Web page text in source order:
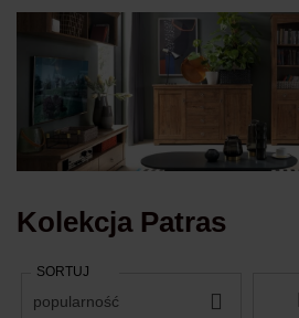
Kolekcja Patras
SORTUJ
popularność